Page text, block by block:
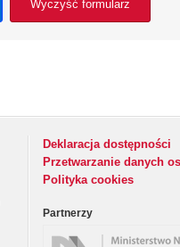
Wyczyść formularz
Deklaracja dostępności
Przetwarzanie danych
Polityka cookies
Partnerzy